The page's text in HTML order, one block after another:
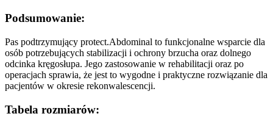
Podsumowanie:
Pas podtrzymujący protect.Abdominal to funkcjonalne wsparcie dla
osób potrzebujących stabilizacji i ochrony brzucha oraz dolnego
odcinka kręgosłupa. Jego zastosowanie w rehabilitacji oraz po
operacjach sprawia, że jest to wygodne i praktyczne rozwiązanie dla
pacjentów w okresie rekonwalescencji.
Tabela rozmiarów: